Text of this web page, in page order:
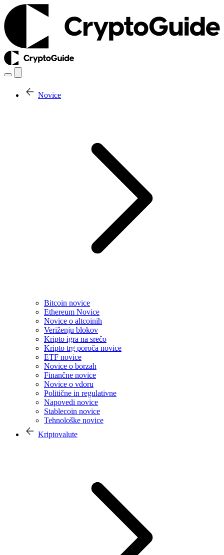
Novice
Bitcoin novice
Ethereum Novice
Novice o altcoinih
Veriženju blokov
Kripto igra na srečo
Kripto trg poroča novice
ETF novice
Novice o borzah
Finančne novice
Novice o vdoru
Politične in regulativne
Napovedi novice
Stablecoin novice
Tehnološke novice
Kriptovalute